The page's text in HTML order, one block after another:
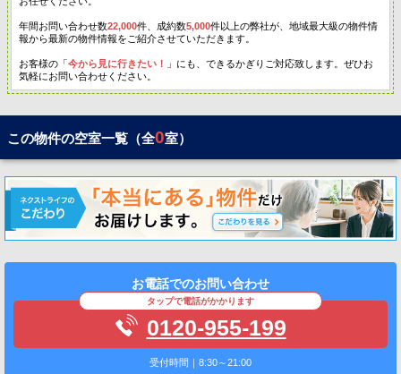
年間お問い合わせ数22,000件、成約数5,000件以上の弊社が、地域最大級の物件情
報から最新の物件情報をご紹介させていただきます。
お客様の「今から見に行きたい！
」にも、できるかぎりご対応致します。ぜひお
気軽にお問い合わせください。
この物件の空室一覧（全0室）
お電話でのお問い合わせ
タップで電話がかかります
0120-955-199
受付時間｜8:30～21:00